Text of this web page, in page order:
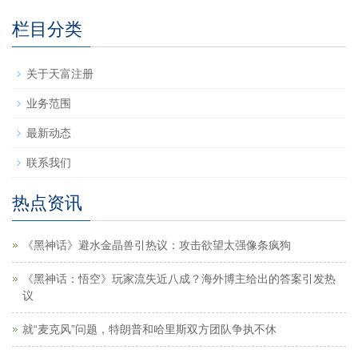
栏目分类
关于天富注册
业务范围
最新动态
联系我们
热点资讯
《黑神话》避水金晶兽引热议：攻击欲望太强像条疯狗
《黑神话：悟空》玩家流失近八成？海外博主给出的答案引发热
议
就“麦克风”问题，特朗普和哈里斯双方团队争执不休